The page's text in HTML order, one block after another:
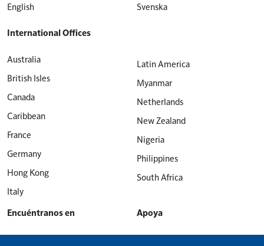
English
Svenska
International Offices
Australia
British Isles
Canada
Caribbean
France
Germany
Hong Kong
Italy
Latin America
Myanmar
Netherlands
New Zealand
Nigeria
Philippines
South Africa
Encuéntranos en Apoya